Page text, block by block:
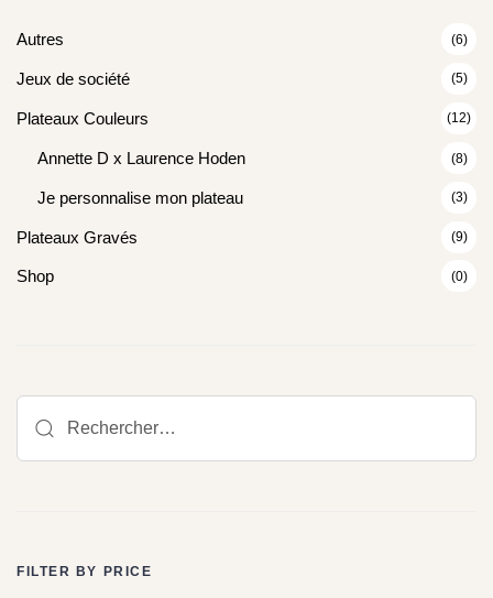
Autres (6)
Jeux de société (5)
Plateaux Couleurs (12)
Annette D x Laurence Hoden (8)
Je personnalise mon plateau (3)
Plateaux Gravés (9)
Shop (0)
FILTER BY PRICE